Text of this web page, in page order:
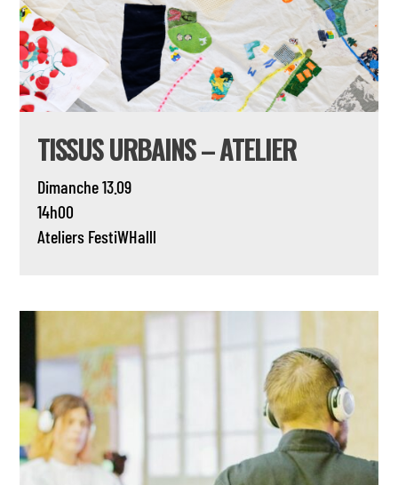
TISSUS URBAINS – ATELIER
Dimanche 13.09
14h00
Ateliers FestiWHalll